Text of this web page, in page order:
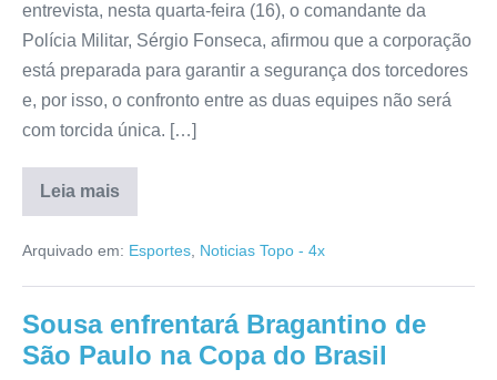
entrevista, nesta quarta-feira (16), o comandante da
Polícia Militar, Sérgio Fonseca, afirmou que a corporação
está preparada para garantir a segurança dos torcedores
e, por isso, o confronto entre as duas equipes não será
com torcida única. […]
Leia mais
Arquivado em: Esportes, Noticias Topo - 4x
Sousa enfrentará Bragantino de
São Paulo na Copa do Brasil